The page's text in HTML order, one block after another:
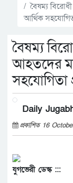
বৈষম্য
আর্থিক
বৈষম্য
আহতদের
সহযোগিতা
Daily
প্রকাশিত 16
যুগভেরী ডেস্ক :::